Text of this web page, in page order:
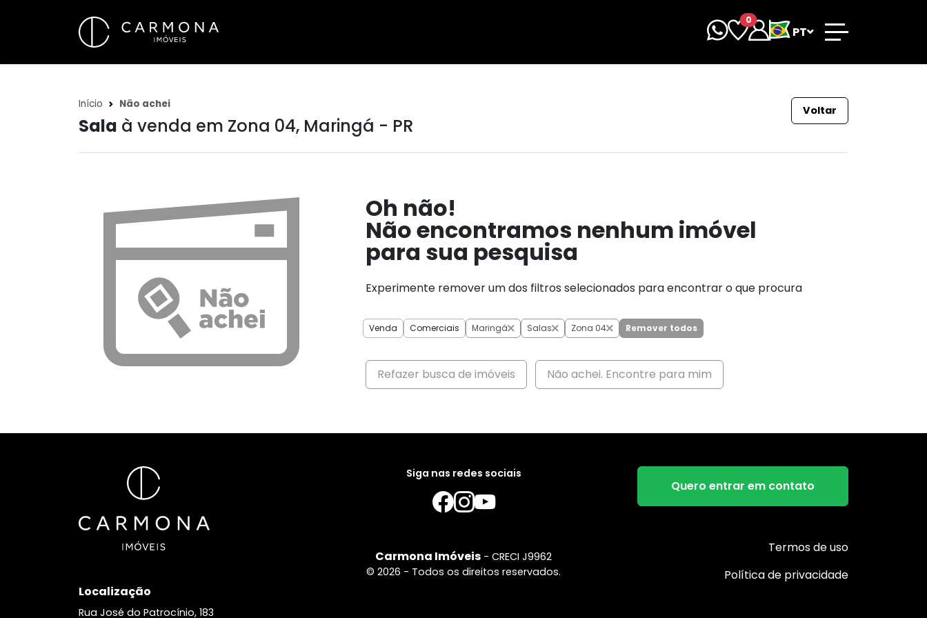
0
PT
Início Não achei
Sala à venda em Zona 04, Maringá - PR
Voltar
Venda Comerciais Maringá Salas Zona 04 Remover todos
Oh não!
Não encontramos nenhum imóvel
para sua pesquisa
Experimente remover um dos filtros selecionados para encontrar o que procura
Refazer busca de imóveis Não achei. Encontre para mim
Localização
Rua José do Patrocínio, 183
Siga nas redes sociais
Carmona Imóveis - CRECI J9962
© 2026 - Todos os direitos reservados.
Quero entrar em contato
Termos de uso
Política de privacidade